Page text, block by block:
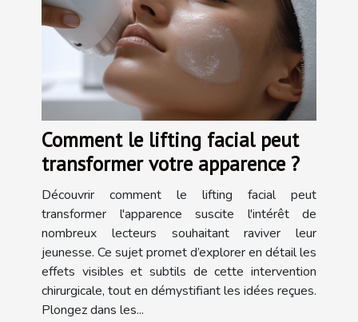
Comment le lifting facial peut
transformer votre apparence ?
Découvrir comment le lifting facial peut
transformer l'apparence suscite l'intérêt de
nombreux lecteurs souhaitant raviver leur
jeunesse. Ce sujet promet d’explorer en détail les
effets visibles et subtils de cette intervention
chirurgicale, tout en démystifiant les idées reçues.
Plongez dans les...